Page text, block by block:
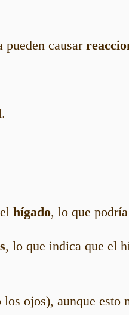
pueden causar
hígado, lo que
, lo que indica que el
ojos), aunque esto